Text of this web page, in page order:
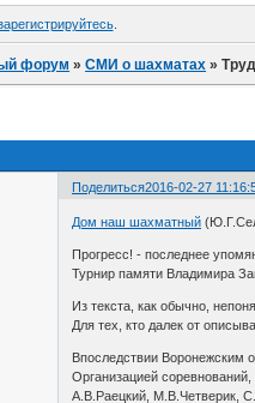
.
форум »СМИ о шахматах »
Поделиться2016-02-27
Дом наш шахматный
Прогресс! - последнее
Турнир памяти Владимира
Из текста, как обычно,
Для тех, кто далек от
Впоследствии Воронежским
Организацией
А.В.Раецкий, М.В.Четверик,